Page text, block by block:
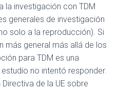
la investigación con TDM
generales de investigación
solo a la reproducción). Si
más general más allá de los
para TDM es una
no intentó responder.
Directiva de la UE sobre